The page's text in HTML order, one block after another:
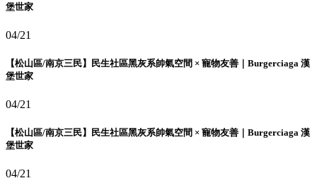
堡世家
04/21
【松山區/南京三民】民生社區黑灰系帥氣空間 × 寵物友善｜Burgerciaga 漢
堡世家
04/21
【松山區/南京三民】民生社區黑灰系帥氣空間 × 寵物友善｜Burgerciaga 漢
堡世家
04/21